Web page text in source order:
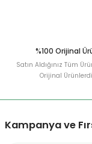
%100 Orijinal
Satın Aldığınız Tüm
Orijinal
Kampanya ve